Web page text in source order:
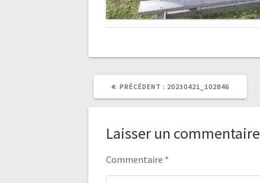
PRÉCÉDENT : ARTICLE
20230421_102846
Laisser un commentaire
Commentaire *